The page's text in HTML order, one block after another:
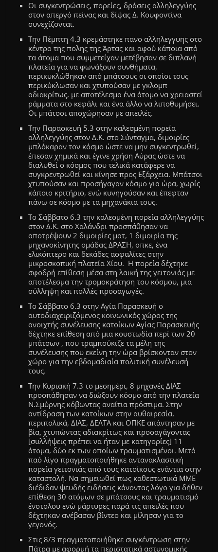
Οι συγκεντρώσεις, πορείες, δράσεις αλληλεγγύης
στον απεργό πείνας και δίψας Δ. Κουφοντίνα
συνεχίζονται.
Την Πέμπτη 4.3 κρεμάστηκε πανο αλληλεγγυης στο
κέντρο της πολης της Άρτας και αφού κάποια από
τα άτομα που συμμετείχαν μετέβησαν σε διπλανή
πλατεία για να φωνάξουν συνθήματα,
περικυκλώθηκαν από μπάτσους οι οποίοι τους
περικύκλωσαν και χτυπούσαν με γκλομπ
αδιακρίτως, με αποτέλεσμα ένα άτομο να χρειαστεί
ράμματα στο κεφάλι και ένα άλλο να λιποθυμήσει.
Οι μπάτσοι αποχώρησαν με απειλές.
Την Παρασκευή 5.3 στην καλεσμένη πορεία
αλληλεγγύης στον Δ.Κ. στο Σύνταγμα, διμοιρίες
μπλόκαραν τον κόσμο ώστε να μην συγκεντρωθεί,
έπεσαν χημικά και έγινε χρήση Αύρας ώστε να
διαλυθεί ο κόσμος που τελικά κατάφερε να
συγκρεντρωθεί και κίνησε προς Εξάρχεια. Μπάτσοι
χτυπούσαν και προσήγαγαν κόσμο για ώρα, χωρίς
κάποιο κριτήριο, ενώ κυνηγούσαν και έπεφταν
πάνω σε κόσμο με τα μηχανάκια τους.
Το Σάββατο 6.3την καλεσμένη πορεία αλληλεγγύης
στον Δ.Κ. στο Χαλάνδρι προσπάθησαν να
αποτρέψουν 2 διμοιρίες ματ, 1 διμοιρία της
μηχανοκίνητης ομάδας ΔΡΑΣΗ, οπκε, ένα
ελικόπτερο και δεκάδες ασφαλίτες στην
μικροσκοπική πλατεία Χίου. Η πορεία δέχτηκε
σφοδρή επίθεση μέσα στη λαική της γειτονιάς με
αποτέλεσμα την τρομοκράτηση του κόσμου, μια
σύλληψη και πολλές προσαγωγές.
Το Σάββατο 6.3 στην Αγία Παρασκευή ο
αυτοδιαχειριζόμενος κοινωνικός χώρος της
ανοιχτής συνέλευσης κατοίκων Αγίας Παρασκευής
δέχτηκε επίθεση από μια κουστωδία περί των 20
μπάτσων , που τραμπούκιζε τα μέλη της
συνέλευσης που εκείνη την ώρα βρίσκονταν στον
χώρο για την εβδομαδιαία πολιτική συνέλευσή
τους.
Την Κυριακή 7.3 το μεσημέρι, 8 μηχανές ΔΙΑΣ
προσπάθησαν να διώξουν κόσμο από την πλατεία
Ν.Σμύρνης κόβωντας αναίτια πρόστιμα. Στην
αντίδραση των κατοίκων στην αυθαιρεσία,
περιπολικά, ΔΙΑΣ, ΔΕΛΤΑ και ΟΠΚΕ απάντησαν με
βία, χτυπώντας αδιακρίτως και προσαγάγοντας
[συλλήψεις πρέπει να ήταν με κατηγορίες] 11
άτομα, δύο εκ των οποίων τραυματισμένοι. Μετά
παό λίγο πραγματοποιήθηκε αντανακλαστική
πορεία γειτονιάς από τους κατοίκους ενάντια στην
καταστολή. Να σημειωθεί πως καθεστωτικά ΜΜΕ
διέδιδαν ψευδής ειδήσεις κάνοντας λόγο για δήθεν
επίθεση 30 ατόμων σε μπάτσους και τραυματισμό
ένστολου ενώ μάρτυρες παρά τις απειλές που
δέχτηκαν ανέβασαν βίντεο και μίλησαν για το
γεγονός.
Στις 8/3 πραγματοποιήθηκε συγκέντρωση στην
Πάτρα με αφορμή τα περιστατικά αστυνομικής